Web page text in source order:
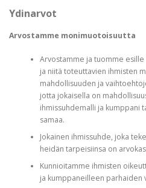
Ydinarvot
Arvostamme monimuotoisuutta
Arvostamme ja tuomme
ja niitä toteuttavien ihmisten
mahdollisuuden ja
jotta jokaisella on
ihmissuhdemalli ja kumppani
samaa.
Jokainen ihmissuhde, joka
heidän tarpeisiinsa on
Kunnioitamme ihmisten
ja kumppaneilleen parhaiden